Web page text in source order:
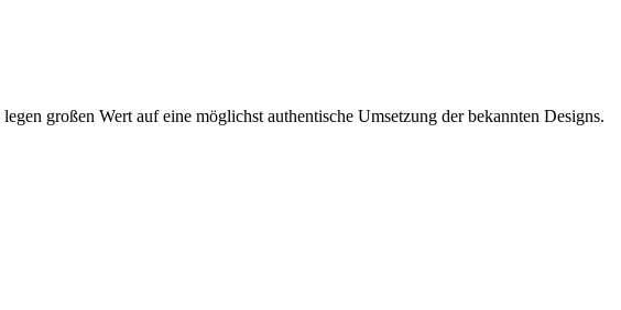
großen Wert auf eine möglichst authentische Umsetzung der bekannten Designs.